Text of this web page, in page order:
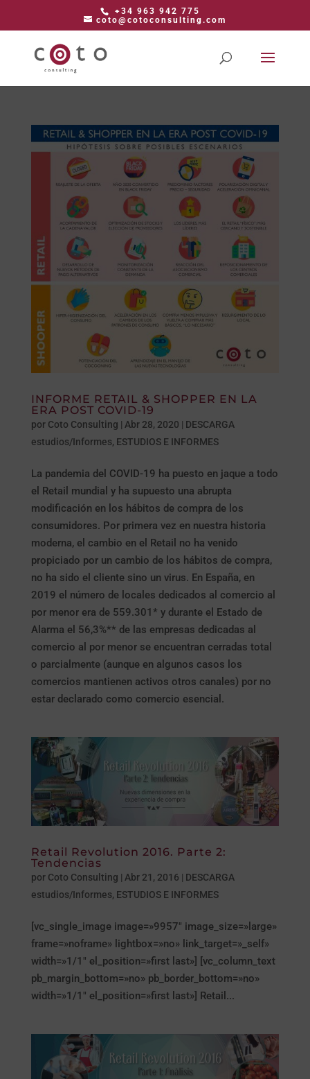
+34 963 942 775
coto@cotoconsulting.com
INFORME RETAIL & SHOPPER EN LA
ERA POST COVID-19
por Coto Consulting | Abr 28, 2020 | DESCARGA
estudios/Informes, ESTUDIOS E INFORMES
La pandemia del COVID-19 ha puesto en jaque a todo
el Retail mundial y ha supuesto una abrupta
modificación en los hábitos de compra de los
consumidores. Por primera vez en nuestra historia
moderna, el cambio en el Retail no ha venido
propiciado por un cambio de los hábitos de compra,
no ha sido el cliente sino un virus. En España, en
2019 el número de locales dedicados al comercio al
por menor era de 559.301* y durante el Estado de
Alarma el 56,3%** de las empresas dedicadas al
comercio al por menor se encuentran cerradas total
o parcialmente (aunque en algunos casos los
comercios mantienen activos otros canales) por no
estar declarado como comercio esencial.
Retail Revolution 2016. Parte 2:
Tendencias
por Coto Consulting | Abr 21, 2016 | DESCARGA
estudios/Informes, ESTUDIOS E INFORMES
[vc_single_image image=»9957″ image_size=»large»
frame=»noframe» lightbox=»no» link_target=»_self»
width=»1/1″ el_position=»first last»] [vc_column_text
pb_margin_bottom=»no» pb_border_bottom=»no»
width=»1/1″ el_position=»first last»] Retail...